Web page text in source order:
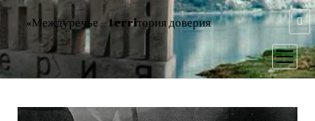
«Междуречье – terriтория доверия
меню